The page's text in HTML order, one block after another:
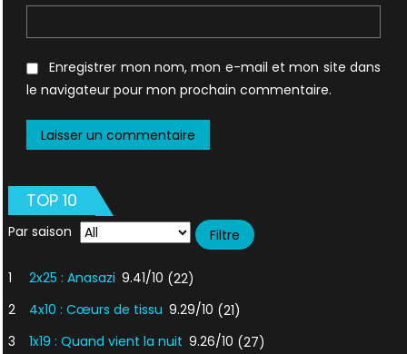
Enregistrer mon nom, mon e-mail et mon site dans
le navigateur pour mon prochain commentaire.
TOP 10
Par saison
1 2x25 : Anasazi 9.41/10 (22)
2
4x10 : Cœurs de tissu 9.29/10 (21)
3
1x19 : Quand vient la nuit 9.26/10 (27)